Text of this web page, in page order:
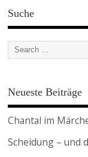
Suche
Neueste Beiträge
Chantal im
Scheidung – und